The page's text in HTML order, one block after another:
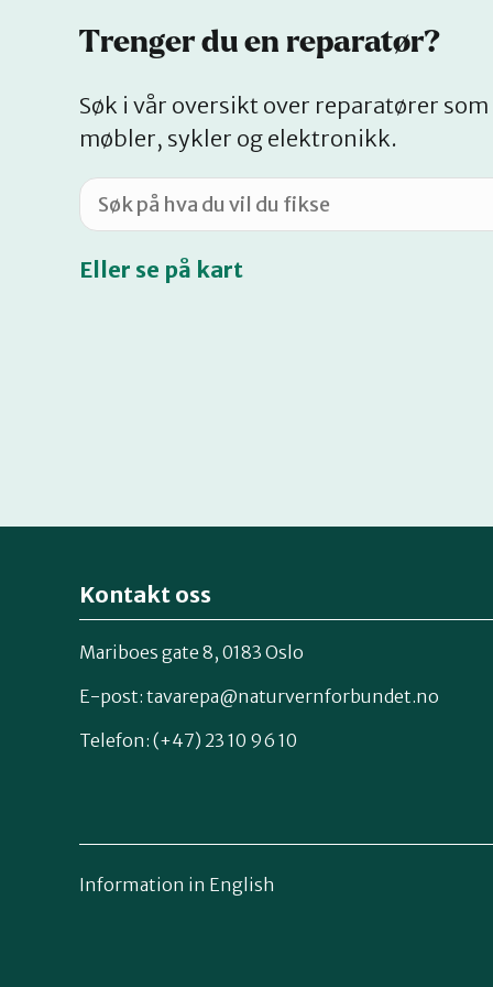
Trenger du en reparatør?
Søk i vår oversikt over reparatører
møbler, sykler og elektronikk.
Eller se på kart
Kontakt oss
Mariboes gate 8, 0183 Oslo
E-post: tavarepa@naturvernforbundet.no
Telefon: (+47) 23 10 96 10
Information in English